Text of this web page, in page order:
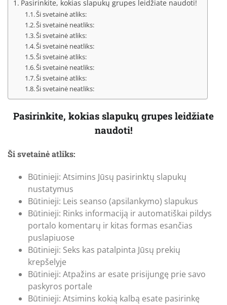
Pasirinkite, kokias slapukų grupes leidžiate naudoti!
Ši svetainė atliks:
Ši svetainė neatliks:
Ši svetainė atliks:
Ši svetainė neatliks:
Ši svetainė atliks:
Ši svetainė neatliks:
Ši svetainė atliks:
Ši svetainė neatliks:
Pasirinkite, kokias slapukų grupes leidžiate
naudoti!
Ši svetainė atliks:
Būtinieji: Atsimins Jūsų pasirinktų slapukų
nustatymus
Būtinieji: Leis seanso (apsilankymo) slapukus
Būtinieji: Rinks informaciją ir automatiškai pildys
portalo komentarų ir kitas formas esančias
puslapiuose
Būtinieji: Seks kas patalpinta Jūsų prekių
krepšelyje
Būtinieji: Atpažins ar esate prisijungę prie savo
paskyros portale
Būtinieji: Atsimins kokią kalbą esate pasirinkę